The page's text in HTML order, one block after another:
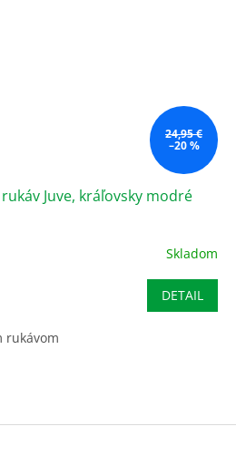
24,95 €
–20 %
Juve, kráľovsky modré
Skladom
DETAIL
rukávom